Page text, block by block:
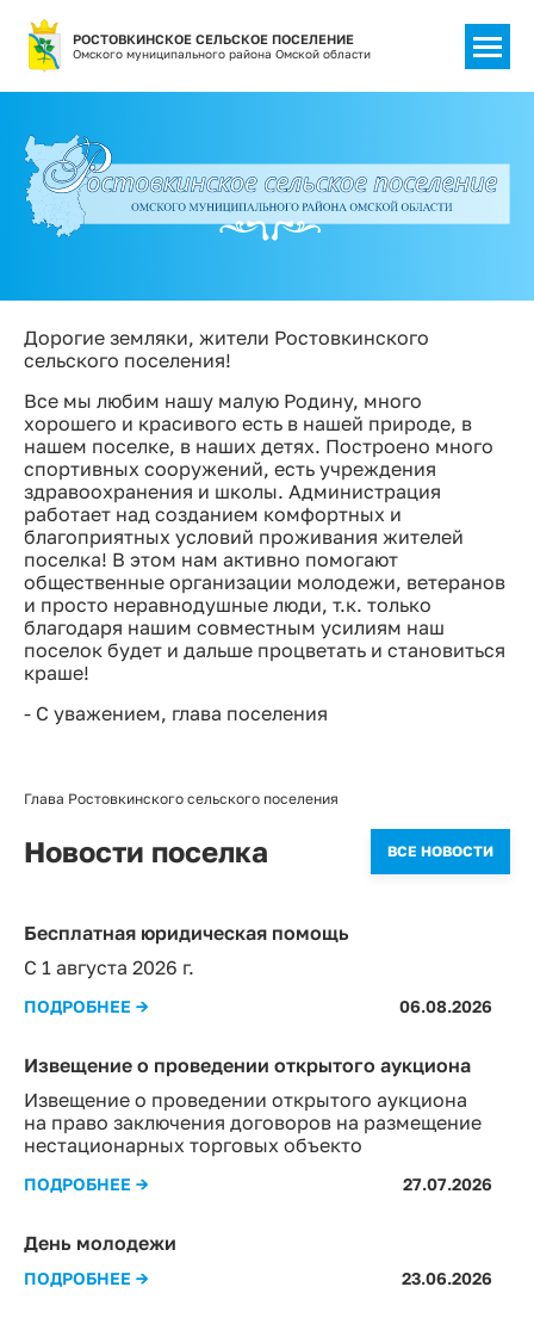
РОСТОВКИНСКОЕ СЕЛЬСКОЕ ПОСЕЛЕНИЕ
Омского муниципального района Омской области
Глава Ростовкинского сельского поселения
Дорогие земляки, жители Ростовкинского
сельского поселения!
Все мы любим нашу малую Родину, много
хорошего и красивого есть в нашей природе, в
нашем поселке, в наших детях. Построено много
спортивных сооружений, есть учреждения
здравоохранения и школы. Администрация
работает над созданием комфортных и
благоприятных условий проживания жителей
поселка! В этом нам активно помогают
общественные организации молодежи, ветеранов
и просто неравнодушные люди, т.к. только
благодаря нашим совместным усилиям наш
поселок будет и дальше процветать и становиться
краше!
- С уважением, глава поселения
Новости поселка ВСЕ НОВОСТИ
Бесплатная юридическая помощь
С 1 августа 2026 г.
ПОДРОБНЕЕ → 06.08.2026
Извещение о проведении открытого аукциона
Извещение о проведении открытого аукциона
на право заключения договоров на размещение
нестационарных торговых объекто
ПОДРОБНЕЕ → 27.07.2026
День молодежи
ПОДРОБНЕЕ → 23.06.2026